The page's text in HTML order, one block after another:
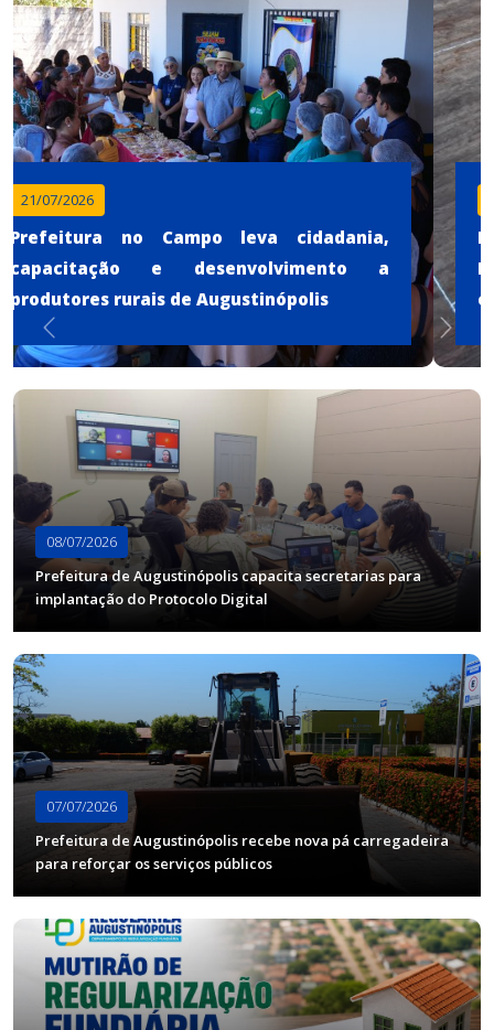
10/07/2026
Revitalização do Campo do Terrão da
Itaúba fortalece o esporte e movimenta a
comunidade
Anterior Próximo
08/07/2026
Prefeitura de Augustinópolis capacita secretarias para
implantação do Protocolo Digital
07/07/2026
Prefeitura de Augustinópolis recebe nova pá carregadeira
para reforçar os serviços públicos